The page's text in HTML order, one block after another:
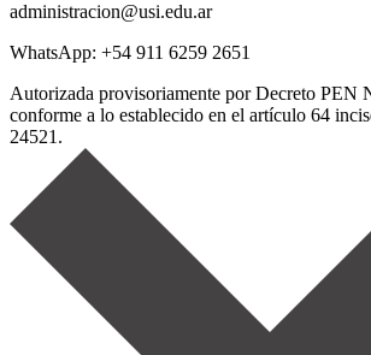
administracion@usi.edu.ar
WhatsApp: +54 911 6259 2651
Autorizada provisoriamente por Decreto PEN
conforme a lo establecido en el artículo 64
24521.